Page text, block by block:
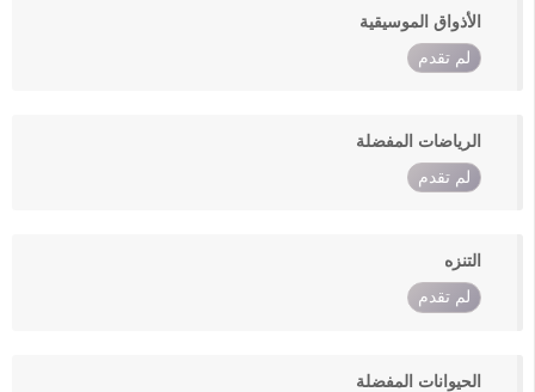
الأذواق الموسيقية
لم تقدم
الرياضات المفضلة
لم تقدم
التنزه
لم تقدم
الحيوانات المفضلة